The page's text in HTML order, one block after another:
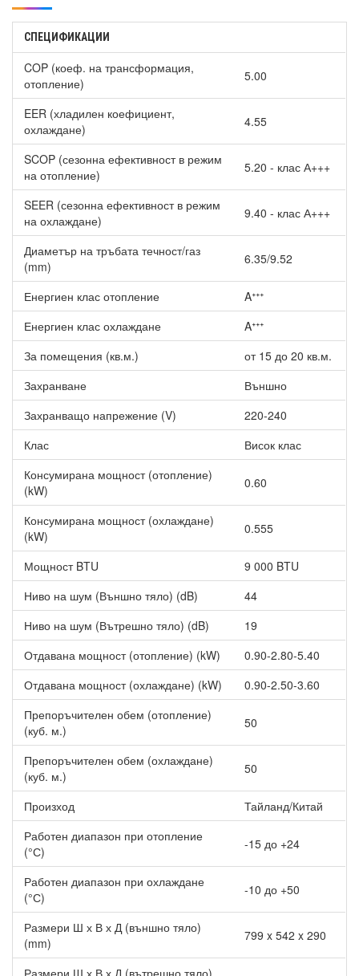
увеличен хибриден топлообменник;
оптимизирани показатели SEER и SCOP;
турбина с диаметър 107 мм;
на енергия.
Интелигентен сензор за присъствие
Вграденият сензор разпознава движението в помещението.
При липса на хора климатикът автоматично преминава в
икономичен режим, за да намали разхода на електроенергия.
При засичане на присъствие системата възстановява
предишните настройки без необходимост от допълнителна
намеса.
Благодарение на новата конструкция и голямата въздушна
клапа приХиперинверторен климатик General
ASHH09KGTG/AOHH09KGCG WiFi 2024, 9000 BTU, Клас A+++
въздушният поток се разпределя плавно и равномерно в
комфорт при работа.
Изключително тиха работа
Вътрешното тяло работи при шум от едва 19 dB, което
създава спокойна и комфортна среда за сън и почивка.
Нивото на шум е почти незабележимо и може да се сравни
със звука на шумолящи листа.
Допълнителни функции на Хиперинверторен климатик
General ASHH09KGTG/AOHH09KGCG WiFi 2024, 9000
BTU, Клас A+++
Вграден Wi-Fi модул за управление чрез смартфон или
таблет;
Екологичен фреон R32 за по-ниско въздействие върху
околната среда;
Подходящ за помещения с площ от 15 до 20 кв.м.
СПЕЦИФИКАЦИИ
COP (коеф. на трансформация,
отопление)
5.00
EER (хладилен коефициент,
охлаждане)
4.55
SCOP (сезонна ефективност в режим
на отопление)
5.20 - клас А+++
SEER (сезонна ефективност в режим
на охлаждане)
9.40 - клас А+++
Диаметър на тръбата течност/газ
(mm)
6.35/9.52
Енергиен клас отопление
Aᐩᐩᐩ
Енергиен клас охлаждане
Aᐩᐩᐩ
За помещения (кв.м.)
от 15 до 20 кв.м.
Захранване
Външно
Захранващо напрежение (V)
220-240
Клас
Висок клас
Консумирана мощност (отопление)
(kW)
0.60
Консумирана мощност (охлаждане)
(kW)
0.555
Мощност BTU
9 000 BTU
Ниво на шум (Външно тяло) (dB)
44
Ниво на шум (Вътрешно тяло) (dB)
19
Отдавана мощност (отопление) (kW)
0.90-2.80-5.40
Отдавана мощност (охлаждане) (kW)
0.90-2.50-3.60
Препоръчителен обем (отопление)
(куб. м.)
50
Препоръчителен обем (охлаждане)
(куб. м.)
50
Произход
Тайланд/Китай
Работен диапазон при отопление
(°С)
-15 до +24
Работен диапазон при охлаждане
(°С)
-10 до +50
Размери Ш х В х Д (външно тяло)
(mm)
799 x 542 x 290
Размери Ш х В х Д (вътрешно тяло)